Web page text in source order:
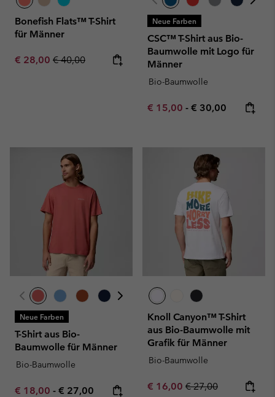
Bonefish Flats™ T-Shirt
für Männer
Sale price:
€ 28,00 Regular price:
€ 40,00
Neue Farben
CSC™ T-Shirt aus Bio-
Baumwolle mit Logo für
Männer
Bio-Baumwolle
Minimum sale price:
€ 15,00 - Maximum price:
€ 30,00
Neue Farben
T-Shirt aus Bio-
Baumwolle für Männer
Bio-Baumwolle
Minimum sale price:
€ 18,00 - Maximum price:
€ 27,00
Knoll Canyon™ T-Shirt
aus Bio-Baumwolle mit
Grafik für Männer
Bio-Baumwolle
Sale price:
€ 16,00 Regular price:
€ 27,00